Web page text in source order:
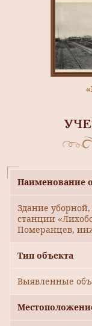
Наименование
Здание
станции
Померанцев,
Тип объекта
Выявленные